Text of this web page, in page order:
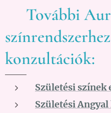
👉További
konzultációk:
Születési színek
Születési